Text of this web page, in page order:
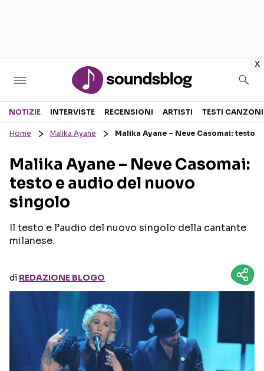
x
Sezioni
RECENSIONI MUSICALI
INTERVISTE
GOSSIP E CURIOSITÀ
TESTI CANZONI
TOUR ED EVENTI
Seguici sui social
NOTIZIE INTERVISTE RECENSIONI ARTISTI TESTI CANZONI
Home Malika Ayane Malika Ayane – Neve Casomai: testo
Malika Ayane – Neve Casomai:
testo e audio del nuovo
singolo
Il testo e l’audio del nuovo singolo della cantante
milanese.
di REDAZIONE BLOGO